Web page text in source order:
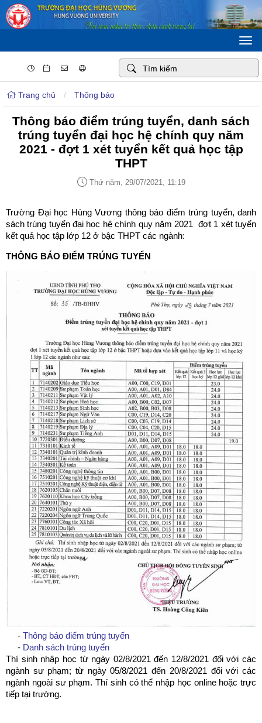
Trang chủ / Thông báo
Thông báo điểm trúng tuyển, danh sách
trúng tuyển đại học hệ chính quy năm
2021 - đợt 1 xét tuyển kết quả học tập
THPT
Thứ năm, 29/07/2021, 11:19
Trường Đại học Hùng Vương thông báo điểm trúng tuyển, danh
sách trúng tuyển đại học hệ chính quy năm 2021 đợt 1 xét tuyển
kết quả học tập lớp 12 ở bậc THPT các ngành:
THÔNG BÁO ĐIỂM TRÚNG TUYỂN
- Thông báo điểm trúng tuyển
- Danh sách trúng tuyển
Thí sinh nhập học từ ngày 02/8/2021 đến 12/8/2021 đối với các
ngành sư phạm; từ ngày 05/8/2021 đến 20/8/2021 đối với các
ngành ngoài sư phạm. Thí sinh có thể nhập học online hoặc trực
tiếp tại trường.